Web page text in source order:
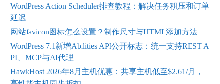
WordPress Action Scheduler排查教程：解决任务积压和订单
延迟
网站favicon图标怎么设置？制作尺寸与HTML添加方法
WordPress 7.1新增Abilities API公开标志：统一支持REST A
PI、MCP与AI代理
HawkHost 2026年8月主机优惠：共享主机低至$2.61/月，